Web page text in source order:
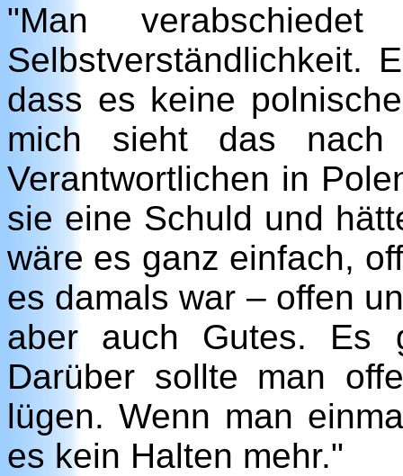
"Man
Selbstverständlichkeit.
dass es keine
mich sieht das nach
Verantwortlichen in
sie eine Schuld und
wäre es ganz einfach,
es damals war – offen
aber auch Gutes. Es
Darüber sollte man
lügen. Wenn man
es kein Halten mehr."